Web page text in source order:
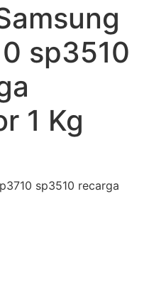
sp3510
1 Kg
sp3510 recarga